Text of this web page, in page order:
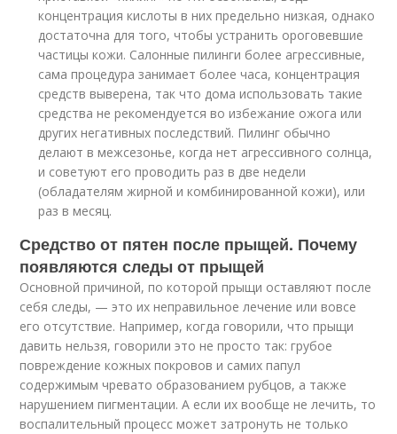
концентрация кислоты в них предельно низкая, однако
достаточна для того, чтобы устранить ороговевшие
частицы кожи. Салонные пилинги более агрессивные,
сама процедура занимает более часа, концентрация
средств выверена, так что дома использовать такие
средства не рекомендуется во избежание ожога или
других негативных последствий. Пилинг обычно
делают в межсезонье, когда нет агрессивного солнца,
и советуют его проводить раз в две недели
(обладателям жирной и комбинированной кожи), или
раз в месяц.
Средство от пятен после прыщей. Почему
появляются следы от прыщей
Основной причиной, по которой прыщи оставляют после
себя следы, — это их неправильное лечение или вовсе
его отсутствие. Например, когда говорили, что прыщи
давить нельзя, говорили это не просто так: грубое
повреждение кожных покровов и самих папул
содержимым чревато образованием рубцов, а также
нарушением пигментации. А если их вообще не лечить, то
воспалительный процесс может затронуть не только